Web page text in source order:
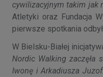
cywilizacyjnym takim jak
Atletyki oraz Fundacja
pierwsze spotkania
W Bielsku-Białej
Nordic Walking zaczęła
Iwonę i Arkadiusza